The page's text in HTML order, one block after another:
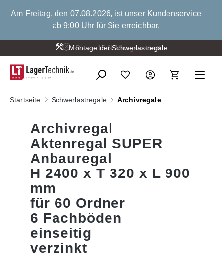
springen
Am Freitag, den 07.08.2026, ist unser Kundenservice
ab 9:00 Uhr für Sie erreichbar.
Montage der Schwerlastregale
Startseite Schwerlastregale Archivregale
Archivregal
Aktenregal SUPER
Anbauregal
H 2400 x T 320 x L 900
mm
für 60 Ordner
6 Fachböden
einseitig
verzinkt